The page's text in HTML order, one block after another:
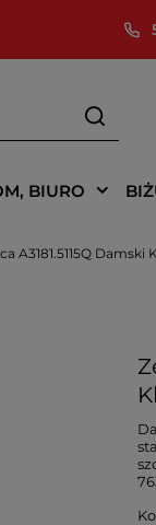
BIURO
A3181.5115Q Damski